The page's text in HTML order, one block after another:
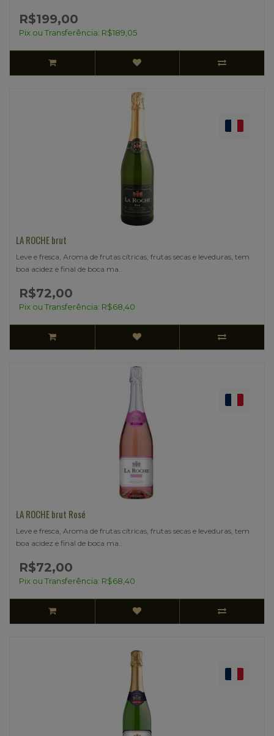
R$199,00
Pix ou Transferência: R$189,05
LA ROCHE brut
Leve e fresca, Aroma de frutas cítricas, frutas secas e leveduras, tem
boa acidez e final de boca ma..
R$72,00
Pix ou Transferência: R$68,40
LA ROCHE brut Rosé
Leve e fresca, Aroma de frutas cítricas, frutas secas e leveduras, tem
boa acidez e final de boca ma..
R$72,00
Pix ou Transferência: R$68,40